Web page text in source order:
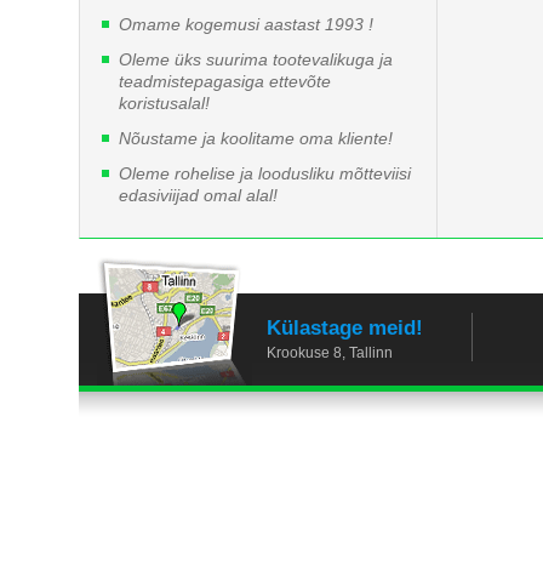
Omame kogemusi aastast 1993 !
Oleme üks suurima tootevalikuga ja
teadmistepagasiga ettevõte
koristusalal!
Nõustame ja koolitame oma kliente!
Oleme rohelise ja loodusliku mõtteviisi
edasiviijad omal alal!
Külastage meid!
Krookuse 8, Tallinn